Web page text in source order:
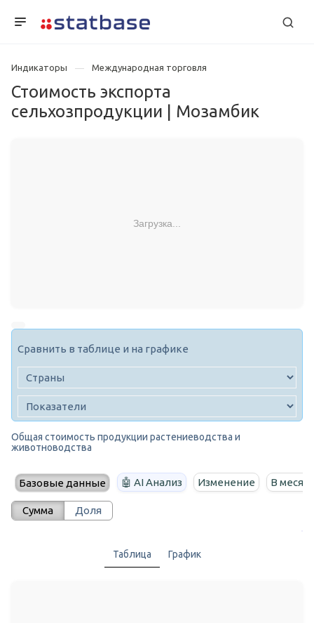
Индикаторы Международная торговля
Стоимость экспорта
сельхозпродукции | Мозамбик
Загрузка...
Сравнить в таблице и на графике
Общая стоимость продукции растениеводства и
животноводства
Базовые данные 🤖 AI Анализ Изменение В месяц
Сумма Доля
Таблица График